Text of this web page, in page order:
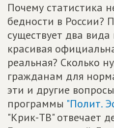
Почему статистика
бедности в России?
существует два
красивая
реальная? Сколько
гражданам для
эти и другие
программы "Полит.
"Крик-ТВ" отвечает